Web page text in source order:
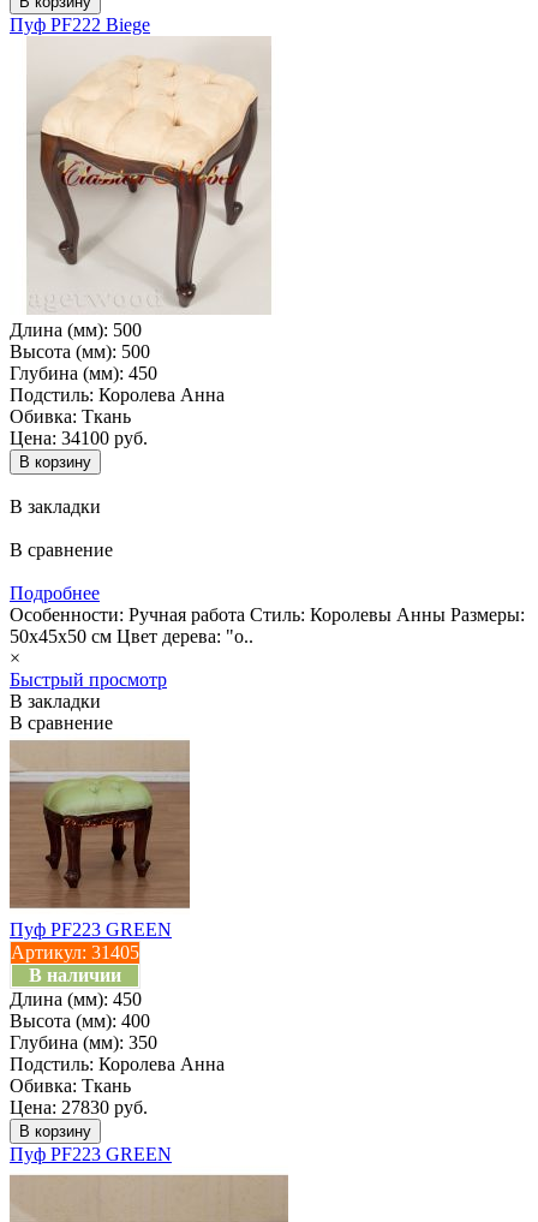
Пуф PF222 Biege
Длина (мм): 500
Высота (мм): 500
Глубина (мм): 450
Подстиль: Королева Анна
Обивка: Ткань
Цена: 34100 руб.
В закладки
В сравнение
Подробнее
Особенности: Ручная работа Cтиль: Королевы Анны Размеры:
50x45x50 см Цвет дерева: "о..
×
Быстрый просмотр
В закладки
В сравнение
Пуф PF223 GREEN
Артикул: 31405
В наличии
Длина (мм): 450
Высота (мм): 400
Глубина (мм): 350
Подстиль: Королева Анна
Обивка: Ткань
Цена: 27830 руб.
Пуф PF223 GREEN